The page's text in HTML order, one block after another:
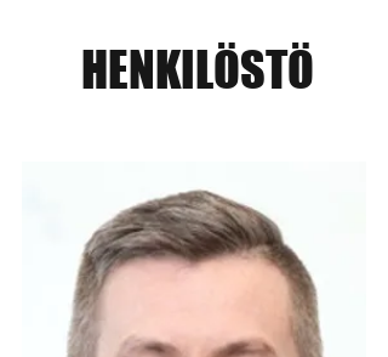
HENKILÖSTÖ